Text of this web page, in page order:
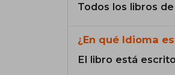
Todos los libros
¿En qué Idioma
El libro está